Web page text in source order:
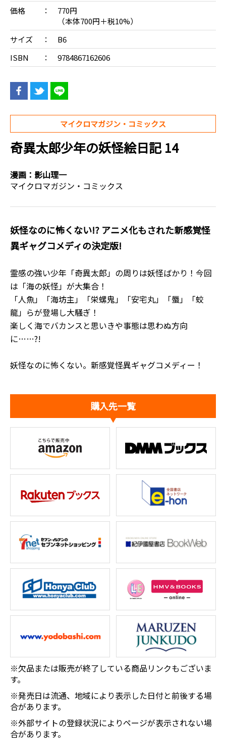
価格
770円
（本体700円＋税10%）
サイズ
B6
ISBN
9784867162606
マイクロマガジン・コミックス
奇異太郎少年の妖怪絵日記 14
漫画： 影山理一
マイクロマガジン・コミックス
妖怪なのに怖くない!? アニメ化もされた新感覚怪
異ギャグコメディの決定版!
霊感の強い少年「奇異太郎」の周りは妖怪ばかり！今回
は「海の妖怪」が大集合！
「人魚」「海坊主」「栄螺鬼」「安宅丸」「蜃」「蛟
龍」らが登場し大騒ぎ！
楽しく海でバカンスと思いきや事態は思わぬ方向
に……?!
妖怪なのに怖くない。新感覚怪異ギャグコメディー！
購入先一覧
※欠品または販売が終了している商品リンクもございま
す。
※発売日は流通、地域により表示した日付と前後する場
合があります。
※外部サイトの登録状況によりページが表示されない場
合があります。